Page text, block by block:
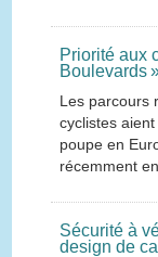
Priorité aux
Boulevards
Les parcours
cyclistes
poupe en
récemment
Sécurité à
design de